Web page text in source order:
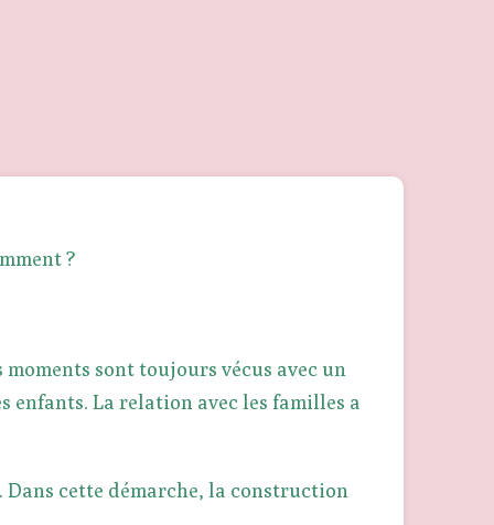
?
sont toujours vécus avec un
La relation avec les familles a
cette démarche, la construction